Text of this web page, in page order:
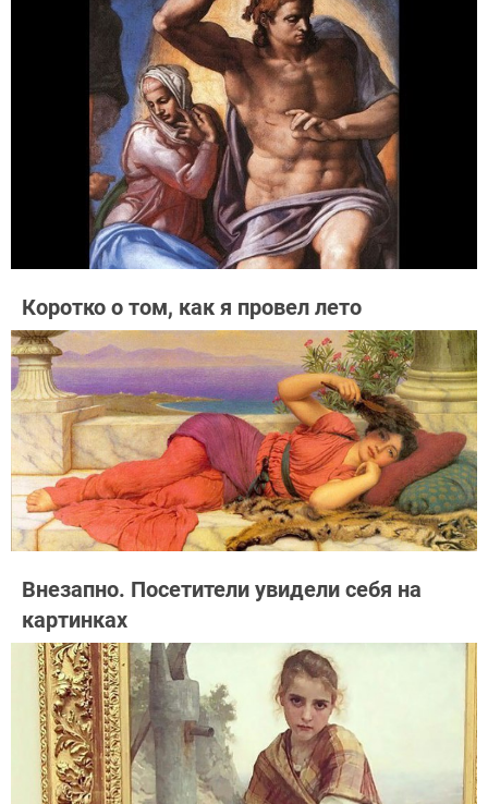
Коротко о том, как я провел лето
Внезапно. Посетители увидели себя на
картинках